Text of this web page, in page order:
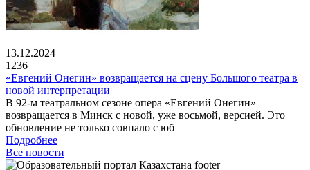
13.12.2024
1236
«Евгений Онегин» возвращается на сцену Большого театра в
новой интерпретации
В 92-м театральном сезоне опера «Евгений Онегин»
возвращается в Минск с новой, уже восьмой, версией. Это
обновление не только совпало с юб
Подробнее
Все новости